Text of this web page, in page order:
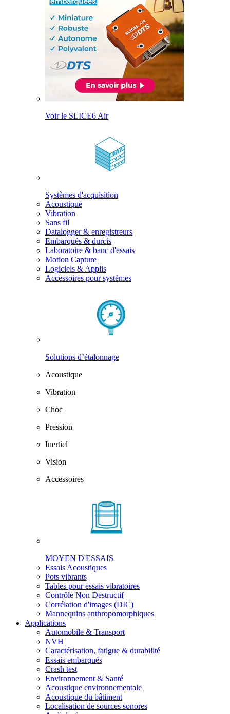
Voir le SLICE6 Air
Systèmes d'acquisition
Acoustique
Vibration
Sans fil
Datalogger & enregistreurs
Embarqués & durcis
Laboratoire & banc d'essais
Motion Capture
Logiciels & Applis
Accessoires pour systèmes
Solutions d’étalonnage
Acoustique
Vibration
Choc
Pression
Inertiel
Vision
Accessoires
MOYEN D'ESSAIS
Essais Acoustiques
Pots vibrants
Tables pour essais vibratoires
Contrôle Non Destructif
Corrélation d'images (DIC)
Mannequins anthropomorphiques
Applications
Automobile & Transport
NVH
Caractérisation, fatigue & durabilité
Essais embarqués
Crash test
Environnement & Santé
Acoustique environnementale
Acoustique du bâtiment
Localisation de sources sonores